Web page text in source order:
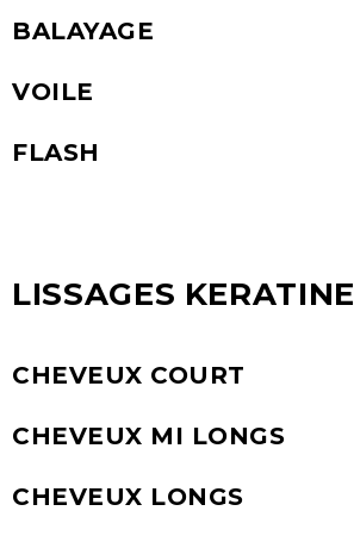
BALAYAGE
VOILE
FLASH
LISSAGES KERATINE
CHEVEUX COURT
CHEVEUX MI LONGS
CHEVEUX LONGS